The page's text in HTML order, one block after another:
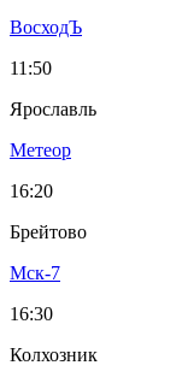
ВосходЪ
11:50
Ярославль
Метеор
16:20
Брейтово
Мск-7
16:30
Колхозник